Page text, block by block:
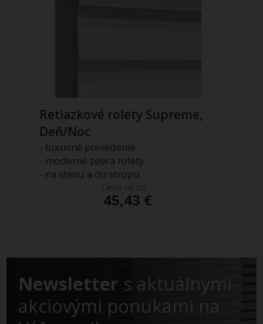
Retiazkové rolety Supreme,
Deň/Noc
- luxusné prevedenie
- moderné zebra rolety
- na stenu a do stropu
Cena už od...
45,43 €
Newsletter s aktuálnymi
akciovými ponukami na